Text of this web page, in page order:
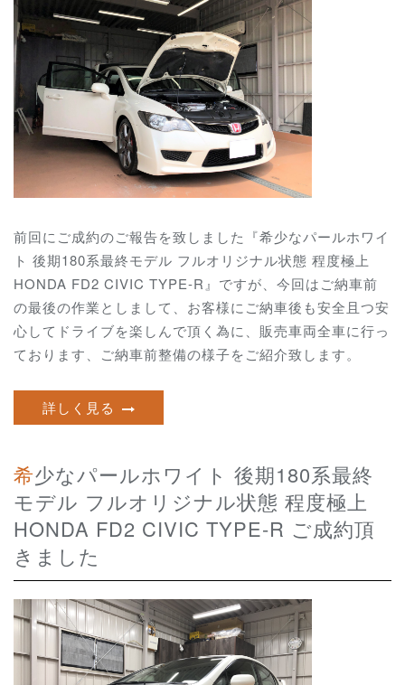
前回にご成約のご報告を致しました『希少なパールホワイ
ト 後期180系最終モデル フルオリジナル状態 程度極上
HONDA FD2 CIVIC TYPE-R』ですが、今回はご納車前
の最後の作業としまして、お客様にご納車後も安全且つ安
心してドライブを楽しんで頂く為に、販売車両全車に行っ
ております、ご納車前整備の様子をご紹介致します。
詳しく見る
希少なパールホワイト 後期180系最終
モデル フルオリジナル状態 程度極上
HONDA FD2 CIVIC TYPE-R ご成約頂
きました